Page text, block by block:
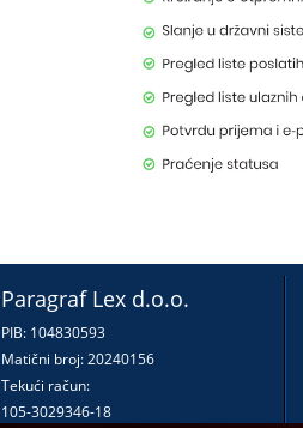
Paragraf Lex d.o.o.
PIB: 104830593
Matični broj: 20240156
Tekući račun:
105-3029346-18